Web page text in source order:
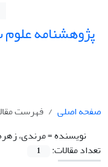
پژوهشنامه
صفحه اصلی
فهرست
نویسنده =مرندی،
تعداد مقالات:
1